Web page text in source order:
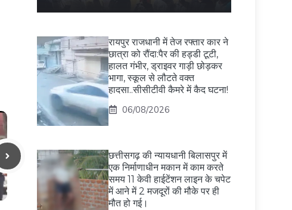
रायपुर राजधानी में तेज रफ्तार कार ने
छात्रा को रौंदा:पैर की हड्डी टूटी,
हालत गंभीर, ड्राइवर गाड़ी छोड़कर
भागा, स्कूल से लौटते वक्त
हादसा..सीसीटीवी कैमरे में कैद घटना!
06/08/2026
छत्तीसगढ़ की न्यायधानी बिलासपुर में
एक निर्माणाधीन मकान में काम करते
समय 11 केवी हाईटेंशन लाइन के चपेट
में आने में 2 मजदूरों की मौके पर ही
मौत हो गई।